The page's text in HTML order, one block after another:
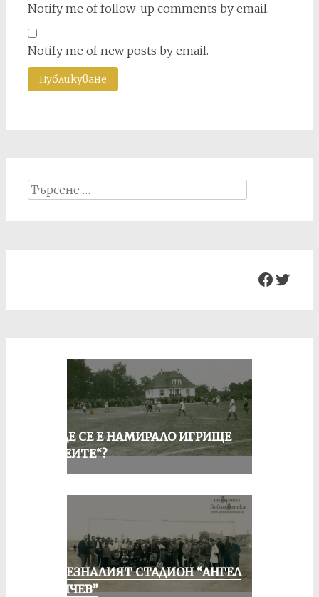
Notify me of follow-up comments by email.
Notify me of new posts by email.
Search
for:
КЪДЕ СЕ Е НАМИРАЛО ИГРИЩЕ
„АЛЕИТЕ“?
ИЗЧЕЗНАЛИЯТ СТАДИОН “АНГЕЛ
КЪНЧЕВ”